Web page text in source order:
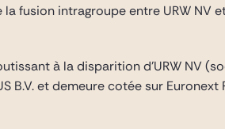
fusion intragroupe entre URW NV
à la disparition d’URW NV
B.V. et demeure cotée sur